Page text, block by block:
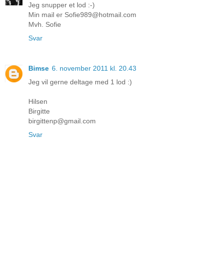
Jeg snupper et lod :-)
Min mail er Sofie989@hotmail.com
Mvh. Sofie
Svar
Bimse 6. november 2011 kl. 20.43
Jeg vil gerne deltage med 1 lod :)
Hilsen
Birgitte
birgittenp@gmail.com
Svar